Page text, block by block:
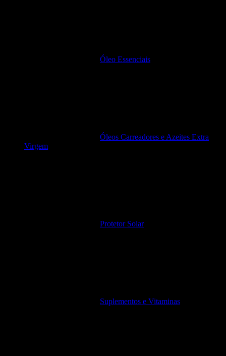
Óleo Essenciais
Óleos Carreadores e Azeites Extra
Virgem
Protetor Solar
Suplementos e Vitaminas